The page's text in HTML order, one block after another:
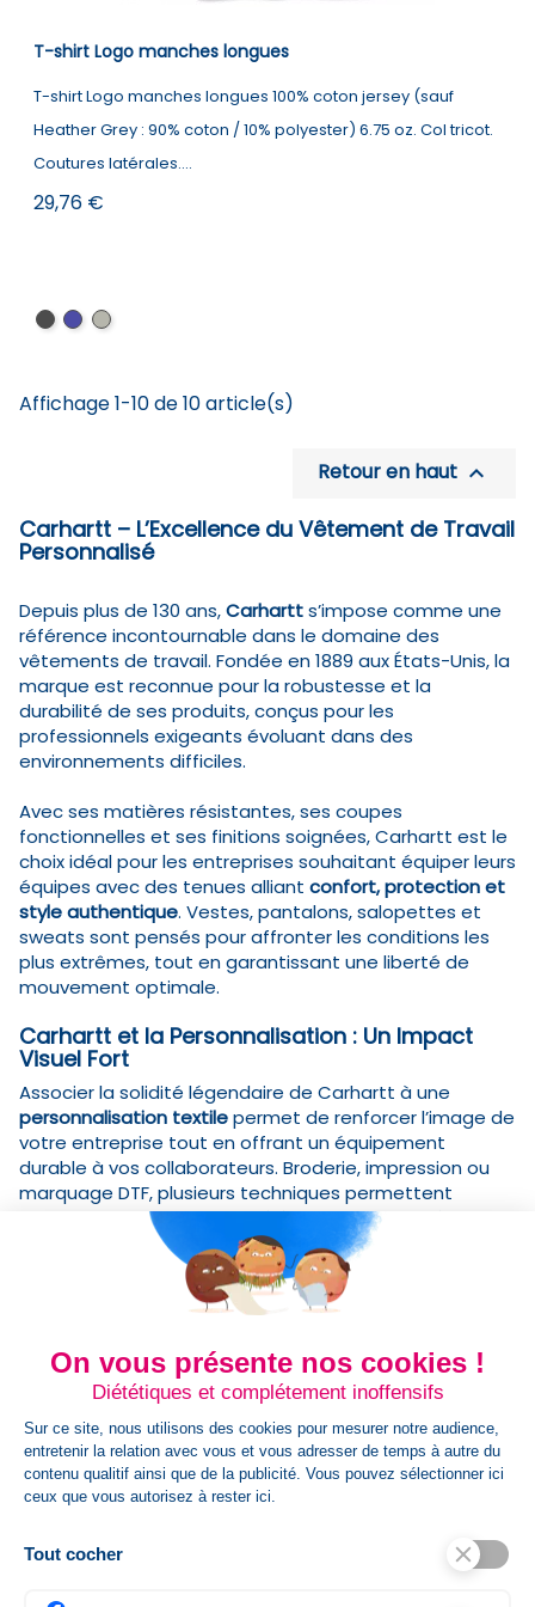
T-shirt Logo manches longues
T-shirt Logo manches longues 100% coton jersey (sauf
Heather Grey : 90% coton / 10% polyester) 6.75 oz. Col tricot.
Coutures latérales....
Prix
29,76 €
BlackNavyHeather
Affichage 1-10 de 10 article(s)
Retour en haut 
Carhartt – L’Excellence du Vêtement de Travail
Personnalisé
Depuis plus de 130 ans,Carhartts’impose comme une
référence incontournable dans le domaine des
vêtements de travail. Fondée en 1889 aux États-Unis, la
marque est reconnue pour la robustesse et la
durabilité de ses produits, conçus pour les
professionnels exigeants évoluant dans des
environnements difficiles.
Avec ses matières résistantes, ses coupes
fonctionnelles et ses finitions soignées, Carhartt est le
choix idéal pour les entreprises souhaitant équiper leurs
équipes avec des tenues alliant confort, protection et
style authentique. Vestes, pantalons, salopettes et
sweats sont pensés pour affronter les conditions les
plus extrêmes, tout en garantissant une liberté de
mouvement optimale.
Carhartt et la Personnalisation : Un Impact
Visuel Fort
Associer la solidité légendaire de Carhartt à une
personnalisation textilepermet de renforcer l’image de
votre entreprise tout en offrant un équipement
durable à vos collaborateurs. Broderie, impression ou
marquage DTF, plusieurs techniques permettent
d’apposer votre logo avec élégance et visibilité sur des
vêtements conçus pour durer.
chantiers, ateliers, logistique ou
métiers en extérieur, Carhartt garantit une image
professionnelle cohérente et impactante. Offrez à vos
votre identité, tout en bénéficiant du confort et de la
qualité que seule Carhartt sait proposer.
Un Investissement Durable pour Votre
Entreprise
Opter pourdes vêtements de travail personnalisés
l’épreuve du temps, réduisant ainsi le besoin de
professionnalisme et de cohésion d’équipe
On vous présente nos cookies !
Diététiques et complétement inoffensifs
Sur ce site, nous utilisons des cookies pour mesurer notre audience,
entretenir la relation avec vous et vous adresser de temps à autre du
contenu qualitif ainsi que de la publicité. Vous pouvez sélectionner ici
ceux que vous autorisez à rester ici.
Tout cocher